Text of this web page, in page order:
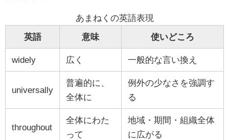
あまねくの英語表現
英語 意味 使いどころ
widely 広く 一般的な言い換え
universally
普遍的に、
全体に
例外の少なさを強調す
る
throughout
全体にわた
って
地域・期間・組織全体
に広がる